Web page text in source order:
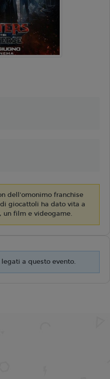
dell'omonimo franchise
giocattoli ha dato vita a
un film e videogame.
a questo evento.